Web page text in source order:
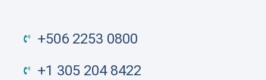
+506 2253 0800
+1 305 204 8422